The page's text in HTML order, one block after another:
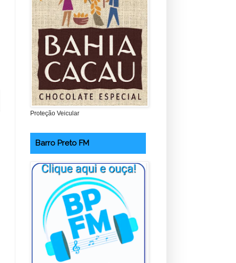
Proteção Veicular
Barro Preto FM